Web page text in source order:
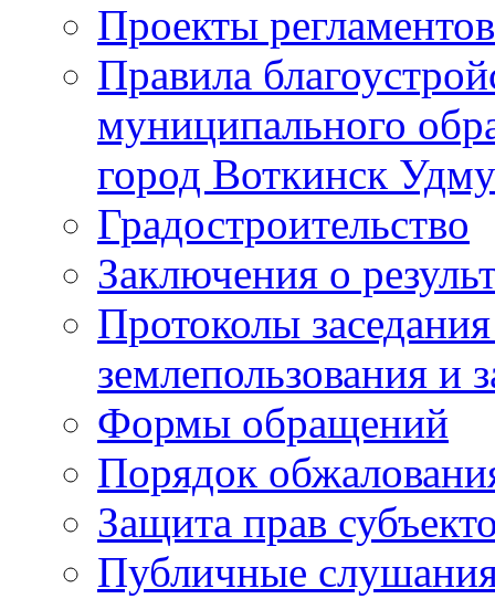
Проекты
Правила
муниципального
город Воткинск
Градостроительство
Заключения о
Протоколы
землепользования и
Формы обращений
Порядок
Защита прав
Публичные